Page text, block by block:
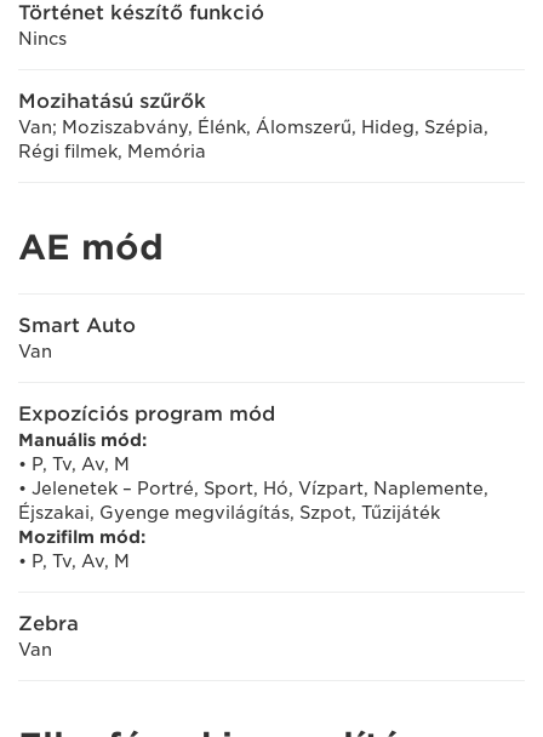
Történet készítő funkció
Nincs
Mozihatású szűrők
Van; Moziszabvány, Élénk, Álomszerű, Hideg, Szépia,
Régi filmek, Memória
AE mód
Smart Auto
Van
Expozíciós program mód
Manuális mód:
• P, Tv, Av, M
• Jelenetek – Portré, Sport, Hó, Vízpart, Naplemente,
Éjszakai, Gyenge megvilágítás, Szpot, Tűzijáték
Mozifilm mód:
• P, Tv, Av, M
Zebra
Van